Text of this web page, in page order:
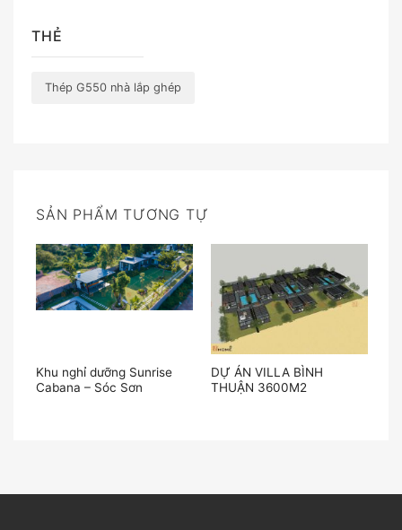
THẺ
Thép G550 nhà lắp ghép
SẢN PHẨM TƯƠNG TỰ
Khu nghỉ dưỡng Sunrise
Cabana – Sóc Sơn
DỰ ÁN VILLA BÌNH
THUẬN 3600M2